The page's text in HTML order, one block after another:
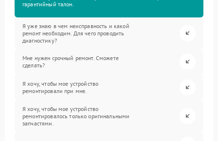
гарантийный талон.
Я уже знаю в чем неисправность и какой
ремонт необходим. Для чего проводить
диагностику?
Мне нужен срочный ремонт. Сможете
сделать?
Я хочу, чтобы мое устройство
ремонтировали при мне.
Я хочу, чтобы мое устройство
ремонтировалось только оригинальными
запчастями.